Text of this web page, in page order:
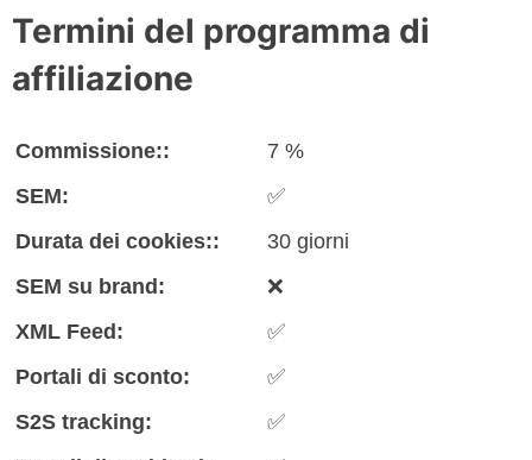
Termini del programma di
affiliazione
Commissione::
7 %
SEM:
✅
Durata dei cookies::
30 giorni
SEM su brand:
❌
XML Feed:
✅
Portali di sconto:
✅
S2S tracking:
✅